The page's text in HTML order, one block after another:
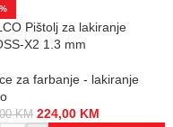
Pištolj za lakiranje
X2 1.3 mm
za farbanje - lakiranje
KM 224,00 KM